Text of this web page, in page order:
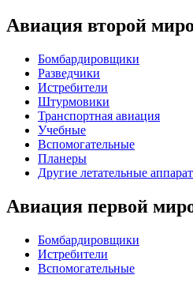
Авиация второй
Бомбардировщики
Разведчики
Истребители
Штурмовики
Транспортная авиация
Учебные
Вспомогательные
Планеры
Другие летательные
Авиация первой
Бомбардировщики
Истребители
Вспомогательные